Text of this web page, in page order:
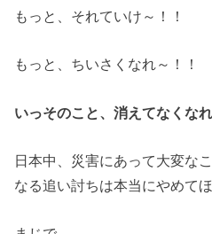
もっと、それていけ～！！
もっと、ちいさくなれ～！！
いっそのこと、消えてなくな
日本中、災害にあって大変な
なる追い討ちは本当にやめてほ